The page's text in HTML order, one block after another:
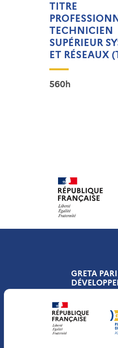
TITRE
TECHNICIEN
SUPÉRIEUR
ET RÉSEAUX
560h
GRETA
134, rue
75019 Paris
FRANCE